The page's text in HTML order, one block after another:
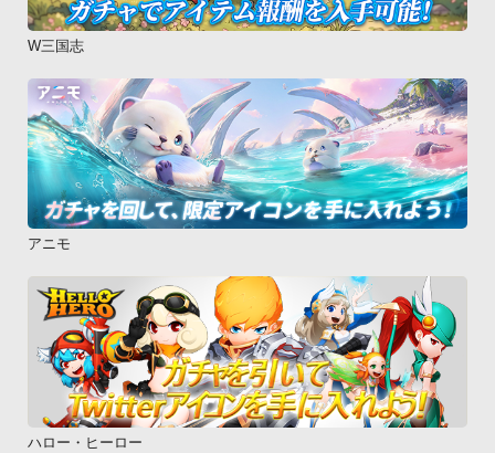
W三国志
アニモ
ハロー・ヒーロー